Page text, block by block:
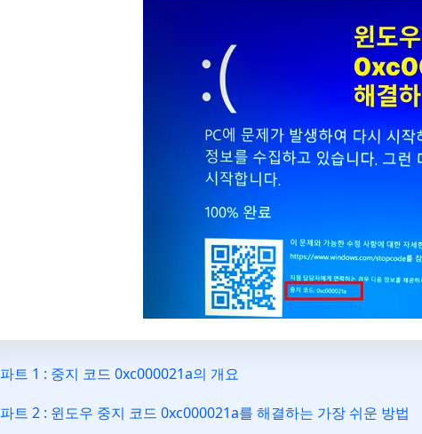
파트 1 : 중지 코드 0xc000021a의 개요
파트 2 : 윈도우 중지 코드 0xc000021a를 해결하는 가장 쉬운 방법